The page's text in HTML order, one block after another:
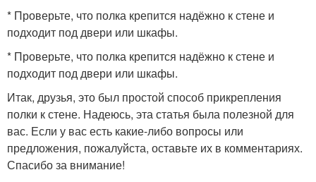
* Проверьте, что полка крепится надёжно к стене и
подходит под двери или шкафы.
* Проверьте, что полка крепится надёжно к стене и
подходит под двери или шкафы.
Итак, друзья, это был простой способ прикрепления
полки к стене. Надеюсь, эта статья была полезной для
вас. Если у вас есть какие-либо вопросы или
предложения, пожалуйста, оставьте их в комментариях.
Спасибо за внимание!